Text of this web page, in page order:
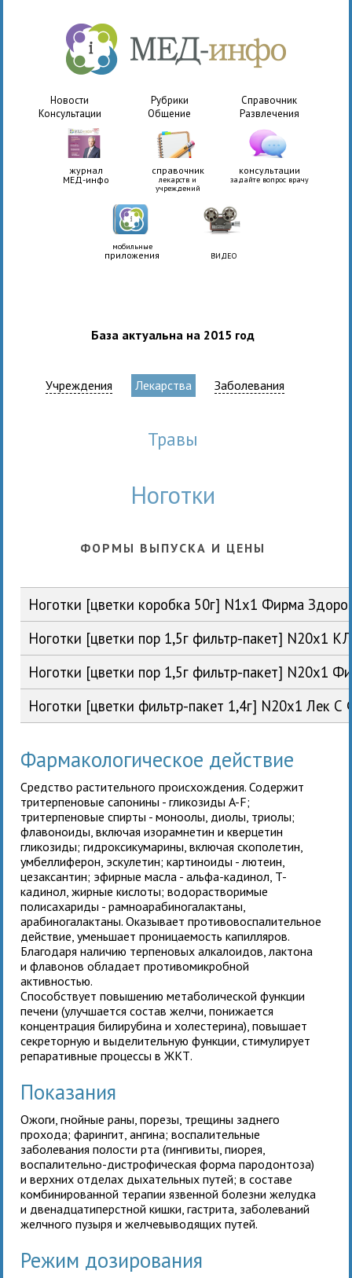
Новости Рубрики
Справочник
Консультации
Общение Развлечения
журнал
МЕД-инфо
справочник
лекарств и
учреждений
консультации
задайте вопрос врачу
мобильные
приложения ВИДЕО
База актуальна на 2015 год
Учреждения Лекарства Заболевания
травы
Ноготки
ФОРМЫ ВЫПУСКА И ЦЕНЫ
Ноготки [цветки коробка 50г] N1x1 Фирма
Ноготки [цветки пор 1,5г фильтр-пакет] N20x1
Ноготки [цветки пор 1,5г фильтр-пакет] N20x1
Ноготки [цветки фильтр-пакет 1,4г] N20x1 Лек
Фармакологическое действие
Средство растительного происхождения. Содержит
тритерпеновые сапонины - гликозиды A-F;
тритерпеновые спирты - моноолы, диолы, триолы;
флавоноиды, включая изорамнетин и кверцетин
гликозиды; гидроксикумарины, включая скополетин,
умбеллиферон, эскулетин; картиноиды - лютеин,
цезаксантин; эфирные масла - альфа-кадинол, T-
кадинол, жирные кислоты; водорастворимые
полисахариды - рамноарабиногалактаны,
арабиногалактаны. Оказывает противовоспалительное
действие, уменьшает проницаемость капилляров.
Благодаря наличию терпеновых алкалоидов, лактона
и флавонов обладает противомикробной
активностью.
Способствует повышению метаболической функции
печени (улучшается состав желчи, понижается
концентрация билирубина и холестерина), повышает
секреторную и выделительную функции, стимулирует
репаративные процессы в ЖКТ.
Показания
Ожоги, гнойные раны, порезы, трещины заднего
прохода; фарингит, ангина; воспалительные
заболевания полости рта (гингивиты, пиорея,
воспалительно-дистрофическая форма пародонтоза)
и верхних отделах дыхательных путей; в составе
комбинированной терапии язвенной болезни желудка
и двенадцатиперстной кишки, гастрита, заболеваний
желчного пузыря и желчевыводящих путей.
Режим дозирования